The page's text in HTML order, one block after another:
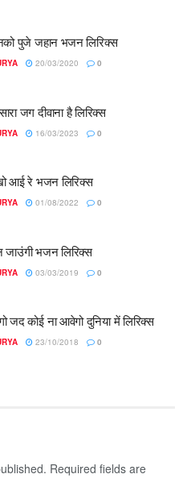
पुजे जहान भजन लिरिक्स
20/03/2020 0
जग दीवाना है लिरिक्स
16/03/2023 0
आई रे भजन लिरिक्स
01/08/2022 0
जाउंगी भजन लिरिक्स
03/03/2019 0
जद कोई ना आवेगो दुनिया में लिरिक्स
23/10/2018 0
Required fields are